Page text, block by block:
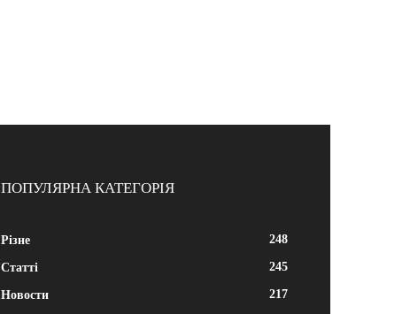
ПОПУЛЯРНА КАТЕГОРІЯ
Різне 248
Статті 245
Новости 217